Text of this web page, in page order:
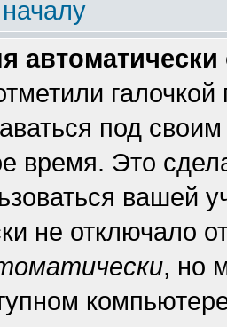
автоматически
галочкой
под
время. Это
вашей
не отключало
, но